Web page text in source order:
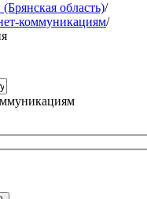
область)/
коммуникациям/